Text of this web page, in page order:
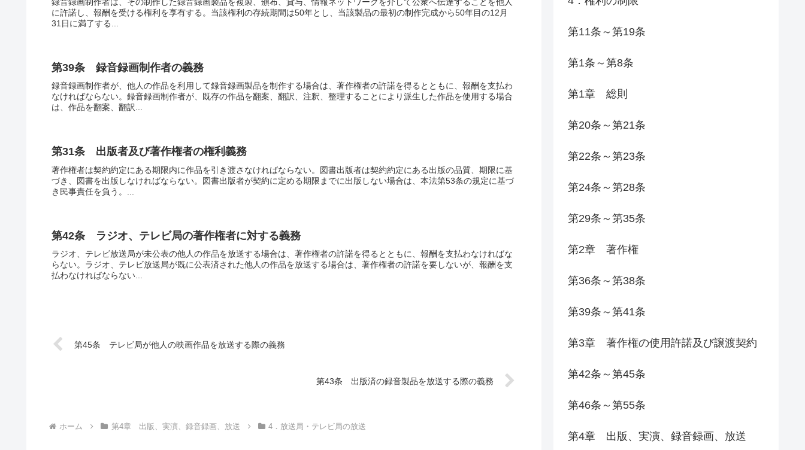
に許諾し、報酬を受ける権利を享有する。当該権利の存続期間は50年とし、当該製品の最初の制作完成から50年目の12月
31日に満了する...
第39条 録音録画制作者の義務
録音録画制作者が、他人の作品を利用して録音録画製品を制作する場合は、著作権者の許諾を得るとともに、報酬を支払わ
なければならない。録音録画制作者が、既存の作品を翻案、翻訳、注釈、整理することにより派生した作品を使用する場合
は、作品を翻案、翻訳...
第31条 出版者及び著作権者の権利義務
著作権者は契約約定にある期限内に作品を引き渡さなければならない。図書出版者は契約約定にある出版の品質、期限に基
づき、図書を出版しなければならない。図書出版者が契約に定める期限までに出版しない場合は、本法第53条の規定に基づ
き民事責任を負う。...
第42条 ラジオ、テレビ局の著作権者に対する義務
ラジオ、テレビ放送局が未公表の他人の作品を放送する場合は、著作権者の許諾を得るとともに、報酬を支払わなければな
らない。ラジオ、テレビ放送局が既に公表済された他人の作品を放送する場合は、著作権者の許諾を要しないが、報酬を支
払わなければならない...
第45条 テレビ局が他人の映画作品を放送する際の義務
第43条 出版済の録音製品を放送する際の義務
ホーム 第4章 出版、実演、録音録画、放送 4．放送局・テレビ局の放送
第11条～第19条
第1条～第8条
第1章 総則
第20条～第21条
第22条～第23条
第24条～第28条
第29条～第35条
第2章 著作権
第36条～第38条
第39条～第41条
第3章 著作権の使用許諾及び譲渡契約
第42条～第45条
第46条～第55条
第4章 出版、実演、録音録画、放送